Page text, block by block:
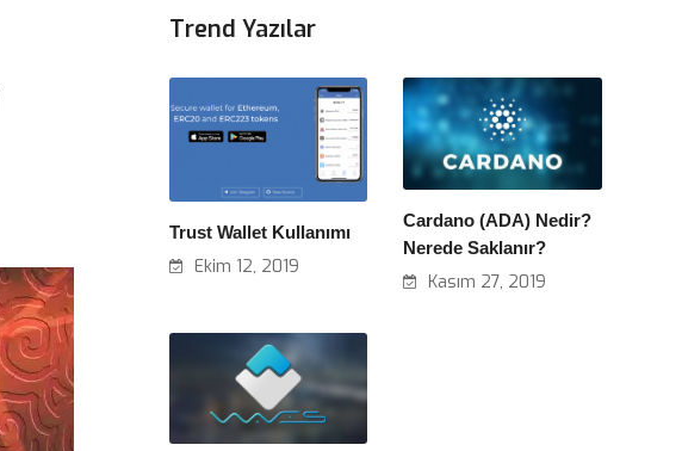
Trend Yazılar
Trust Wallet Kullanımı
Ekim 12, 2019
Cardano (ADA) Nedir?
Nerede Saklanır?
Kasım 27, 2019